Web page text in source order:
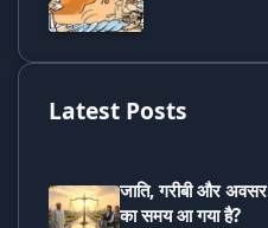
Latest Posts
जाति, गरीबी और
का समय आ गया है?